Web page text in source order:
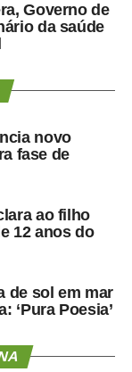
Governo de
da saúde
novo
fase de
ao filho
12 anos do
de sol em mar
‘Pura Poesia’